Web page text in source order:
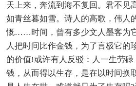
天上来，奔流到海不复回。君不见
如青丝暮如雪。诗人的高歌，伟人
慨……时间，曾有多少文人墨客为
人把时间比作金钱，为了言极它的
的价值!或许有人反驳：人一生劳
钱，从而得以生存，是在以时间换